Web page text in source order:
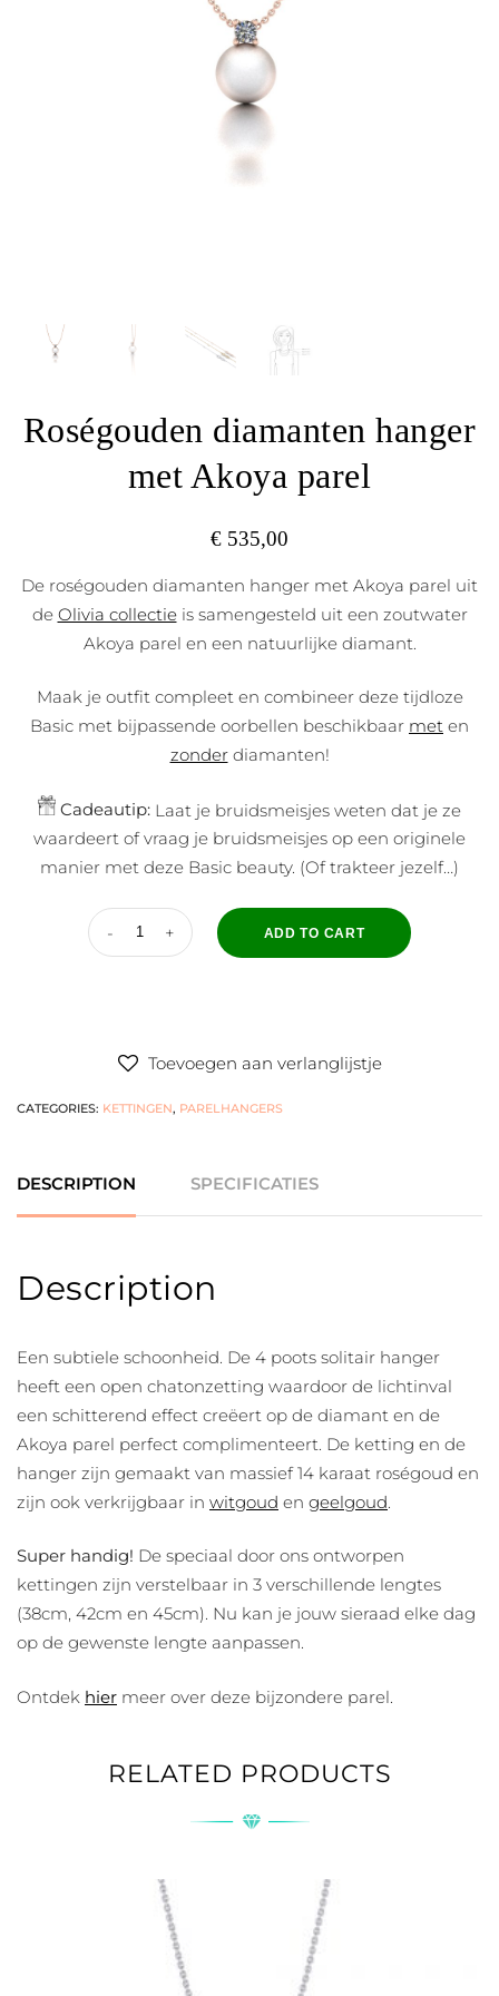
Roségouden diamanten hanger
met Akoya parel
€ 535,00
De roségouden diamanten hanger met Akoya parel uit
de Olivia collectieis samengesteld uit een zoutwater
Akoya parel en een natuurlijke diamant.
Maak je outfit compleet en combineer deze tijdloze
Basic met bijpassende oorbellen beschikbaar met en
zonderdiamanten!
Cadeautip: Laat je bruidsmeisjes weten dat je ze
waardeert of vraag je bruidsmeisjes op een originele
manier met deze Basic beauty. (Of trakteer jezelf…)
ADD TO CART
Toevoegen aan verlanglijstje
CATEGORIES: KETTINGEN, PARELHANGERS
DESCRIPTION SPECIFICATIES
Description
Een subtiele schoonheid. De 4 poots solitair hanger
heeft een open chatonzetting waardoor de lichtinval
een schitterend effect creëert op de diamant en de
Akoya parel perfect complimenteert. De ketting en de
hanger zijn gemaakt van massief 14 karaat roségoud en
zijn ook verkrijgbaar in witgoud en geelgoud.
Super handig! De speciaal door ons ontworpen
kettingen zijn verstelbaar in 3 verschillende lengtes
(38cm, 42cm en 45cm). Nu kan je jouw sieraad elke dag
op de gewenste lengte aanpassen.
Ontdek hier meer over deze bijzondere parel.
RELATED PRODUCTS